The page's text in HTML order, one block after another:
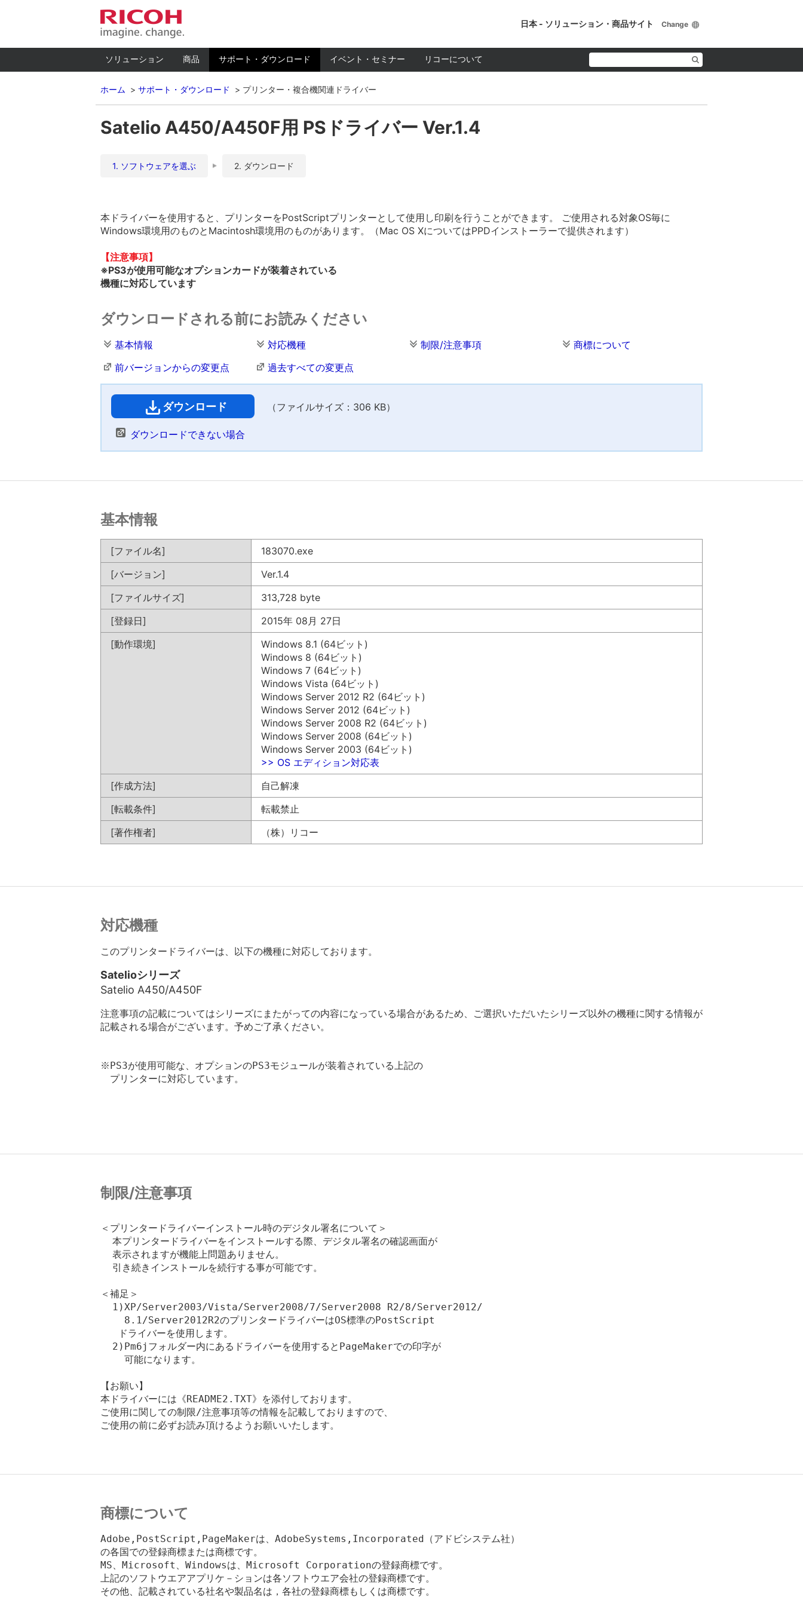
日本 - ソリューション・商品サイト Change
ソリューション 商品 サポート・ダウンロード イベント・セミナー リコーについて
ホーム サポート・ダウンロード プリンター・複合機関連ドライバー
Satelio A450/A450F用 PSドライバー Ver.1.4
1. ソフトウェアを選ぶ 2. ダウンロード
本ドライバーを使用すると、プリンターをPostScriptプリンターとして使用し印刷を行うことができます。 ご使用される対象OS毎に
Windows環境用のものとMacintosh環境用のものがあります。（Mac OS XについてはPPDインストーラーで提供されます）
【注意事項】
※PS3が使用可能なオプションカードが装着されている
機種に対応しています
ダウンロードされる前にお読みください
基本情報 対応機種 制限/注意事項
商標について
前バージョンからの変更点
過去すべての変更点
ダウンロード （ファイルサイズ：306 KB）
ダウンロードできない場合
基本情報
[ファイル名]
183070.exe
[バージョン]
Ver.1.4
[ファイルサイズ]
313,728 byte
[登録日]
2015年 08月 27日
[動作環境]
Windows 8.1 (64ビット)
Windows 8 (64ビット)
Windows 7 (64ビット)
Windows Vista (64ビット)
Windows Server 2012 R2 (64ビット)
Windows Server 2012 (64ビット)
Windows Server 2008 R2 (64ビット)
Windows Server 2008 (64ビット)
Windows Server 2003 (64ビット)
>> OS エディション対応表
[作成方法]
自己解凍
[転載条件]
転載禁止
[著作権者]
（株）リコー
対応機種
このプリンタードライバーは、以下の機種に対応しております。
Satelioシリーズ
Satelio A450/A450F
注意事項の記載についてはシリーズにまたがっての内容になっている場合があるため、ご選択いただいたシリーズ以外の機種に関する情報が
記載される場合がございます。予めご了承ください。
※PS3が使用可能な、オプションのPS3モジュールが装着されている上記の
制限/注意事項
＜プリンタードライバーインストール時のデジタル署名について＞
  本プリンタードライバーをインストールする際、デジタル署名の確認画面が
  表示されますが機能上問題ありません。
  引き続きインストールを続行する事が可能です。
＜補足＞
  1)XP/Server2003/Vista/Server2008/7/Server2008 R2/8/Server2012/
    8.1/Server2012R2のプリンタードライバーはOS標準のPostScript
   ドライバーを使用します。
  2)Pm6jフォルダー内にあるドライバーを使用するとPageMakerでの印字が
    可能になります。
【お願い】
本ドライバーには《README2.TXT》を添付しております。
ご使用に関しての制限/注意事項等の情報を記載しておりますので、
ご使用の前に必ずお読み頂けるようお願いいたします。
商標について
Adobe,PostScript,PageMakerは、AdobeSystems,Incorporated（アドビシステム社）
の各国での登録商標または商標です。
MS、Microsoft、Windowsは、Microsoft Corporationの登録商標です。
上記のソフトウエアアプリケ－ションは各ソフトウエア会社の登録商標です。
その他、記載されている社名や製品名は，各社の登録商標もしくは商標です。